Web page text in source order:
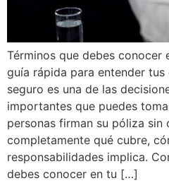
Términos que debes conocer
guía rápida para entender
seguro es una de las
importantes que puedes
personas firman su póliza sin
completamente qué cubre,
responsabilidades implica.
debes conocer en tu […]